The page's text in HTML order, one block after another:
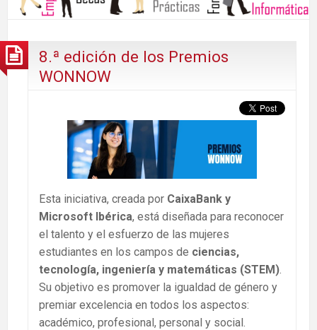
8.ª edición de los Premios
WONNOW
Esta iniciativa, creada por CaixaBank y
Microsoft Ibérica, está diseñada para reconocer
el talento y el esfuerzo de las mujeres
estudiantes en los campos de ciencias,
tecnología, ingeniería y matemáticas (STEM)
Su objetivo es promover la igualdad de género y
premiar excelencia en todos los aspectos:
académico, profesional, personal y social.